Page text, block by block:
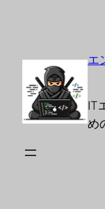
エ
IT
め